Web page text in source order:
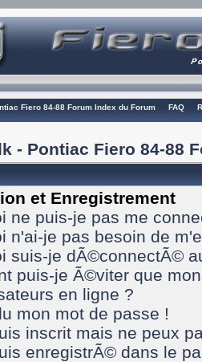
Fiero 84-88 Forum Index du Forum FAQ
- Pontiac Fiero 84-88
et Enregistrement
ne puis-je pas me
n'ai-je pas besoin de
suis-je dÃ©connectÃ©
puis-je Ã©viter que
en ligne ?
mon mot de passe !
inscrit mais ne peux
enregistrÃ© dans le